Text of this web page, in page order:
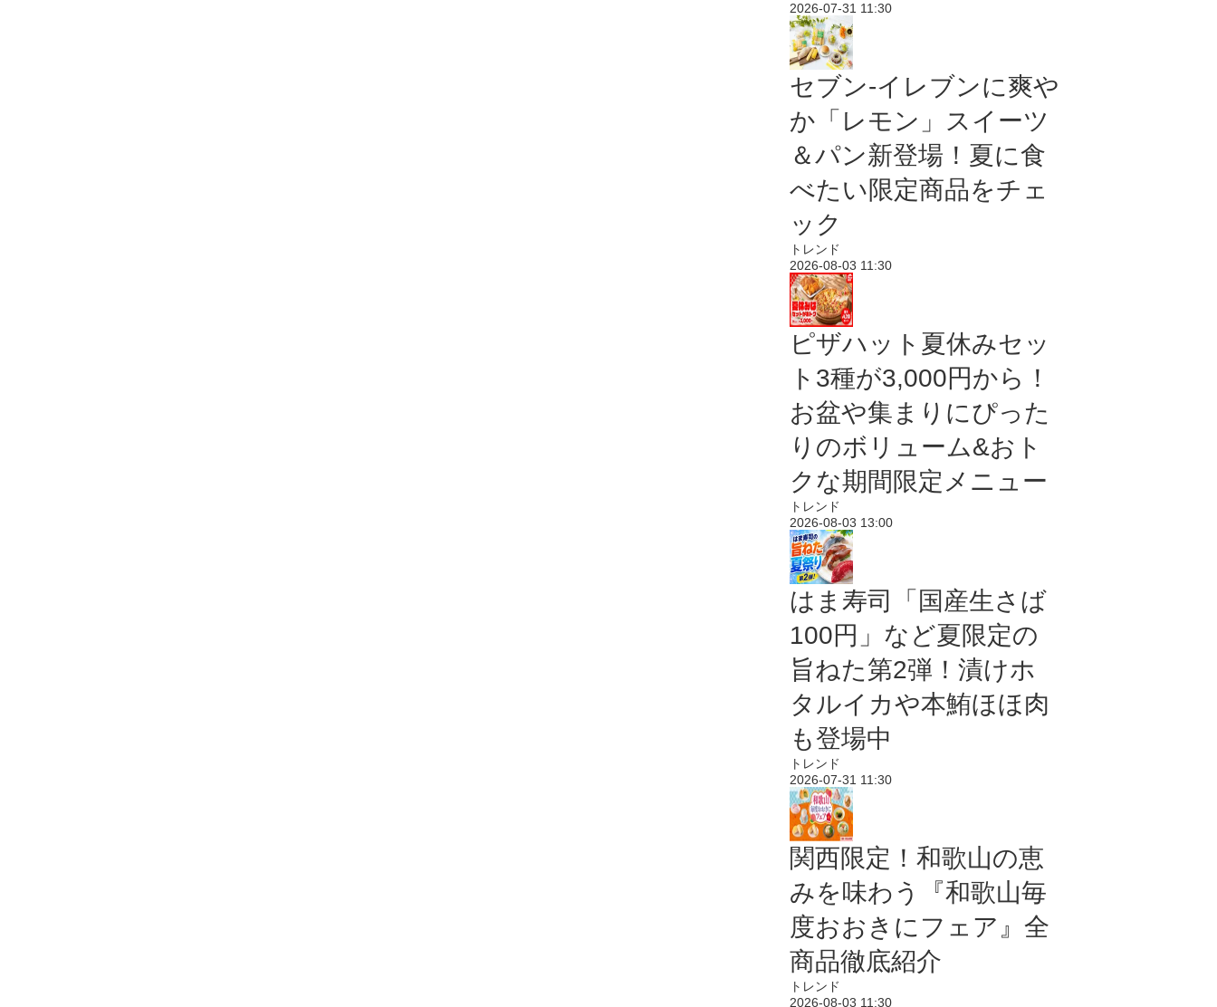
2026-07-31 11:30
セブン‐イレブンに爽や
か「レモン」スイーツ
＆パン新登場！夏に食
べたい限定商品をチェ
ック
トレンド
2026-08-03 11:30
ピザハット夏休みセッ
ト3種が3,000円から！
お盆や集まりにぴった
りのボリューム&おト
クな期間限定メニュー
トレンド
2026-08-03 13:00
はま寿司「国産生さば
100円」など夏限定の
旨ねた第2弾！漬けホ
タルイカや本鮪ほほ肉
も登場中
トレンド
2026-07-31 11:30
関西限定！和歌山の恵
みを味わう『和歌山毎
度おおきにフェア』全
商品徹底紹介
トレンド
2026-08-03 11:30